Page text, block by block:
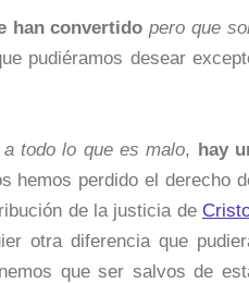
han convertido pero que
pudiéramos desear
todo lo que es malo, hay
hemos perdido el derecho
de la justicia de
otra diferencia que
que ser salvos de